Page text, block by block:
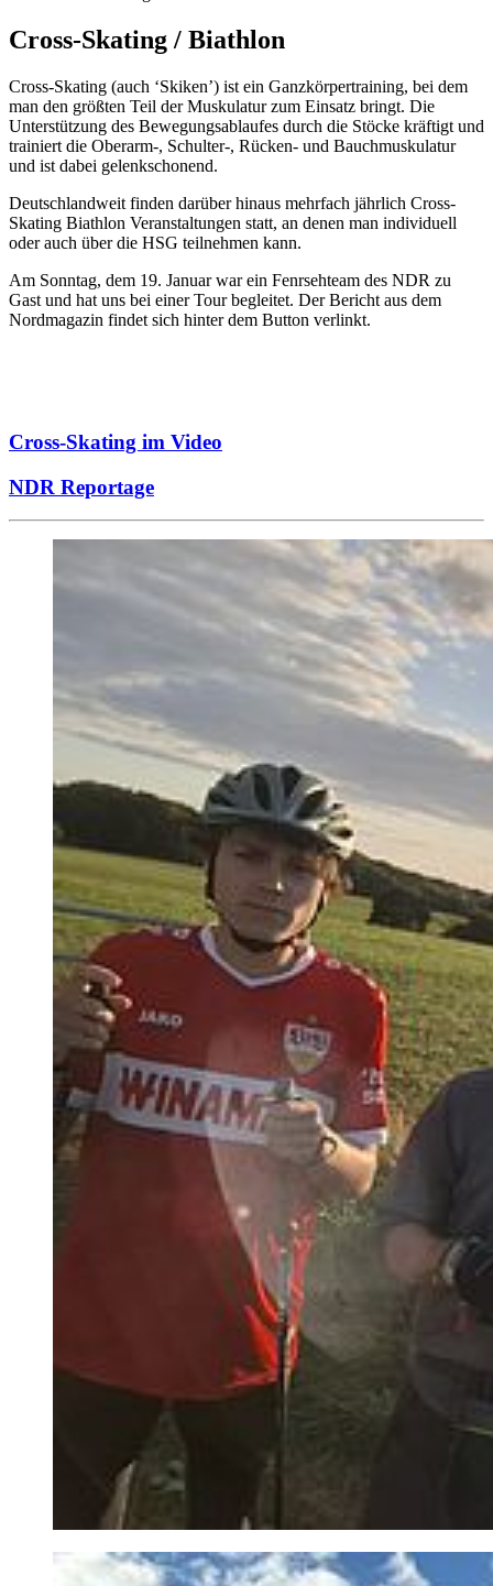
Cross-Ska­ting / Bi­ath­lon
Cross-Skating (auch ‘Skiken’) ist ein Ganzkörpertraining, bei dem
man den größten Teil der Muskulatur zum Einsatz bringt. Die
Unterstützung des Bewegungsablaufes durch die Stöcke kräftigt und
trainiert die Oberarm-, Schulter-, Rücken- und Bauchmuskulatur
und ist dabei gelenkschonend.
Deutschlandweit finden darüber hinaus mehrfach jährlich Cross-
Skating Biathlon Veranstaltungen statt, an denen man individuell
oder auch über die HSG teilnehmen kann.
Am Sonntag, dem 19. Januar war ein Fenrsehteam des NDR zu
Gast und hat uns bei einer Tour begleitet. Der Bericht aus dem
Nordmagazin findet sich hinter dem Button verlinkt.
Cross-Skating im Video
NDR Reportage